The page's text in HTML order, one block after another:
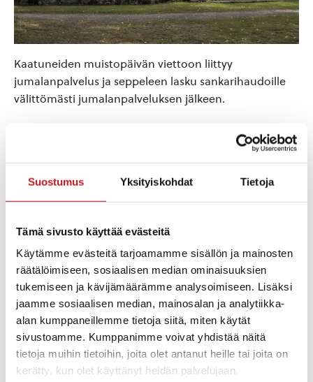
Suostumus Yksityiskohdat Tietoja
Tämä sivusto käyttää evästeitä
Käytämme evästeitä tarjoamamme sisällön ja mainosten
räätälöimiseen, sosiaalisen median ominaisuuksien
tukemiseen ja kävijämäärämme analysoimiseen. Lisäksi
jaamme sosiaalisen median, mainosalan ja analytiikka-
alan kumppaneillemme tietoja siitä, miten käytät
sivustoamme. Kumppanimme voivat yhdistää näitä
tietoja muihin tietoihin, joita olet antanut heille tai joita on
kerätty, kun olet käyttänyt heidän palvelujaan.
Kaatuneiden muistopäivän viettoon liittyy
jumalanpalvelus ja seppeleen lasku sankarihaudoille
välittömästi jumalanpalveluksen jälkeen.
Lisää kalenteriin
sunnuntai 17.5.2026
Aika:
10:00 - 11:30
Tapahtumaluokat:
Kirkkojen ja uskonnollisten
yhteisöjen tapahtumat,
Rautalammin seurakunta
Rautalammin kunta
reserviläisjärjestöt